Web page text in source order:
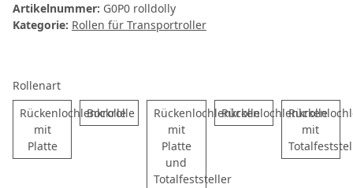
Artikelnummer: G0P0 rolldolly
Kategorie: Rollen für Transportroller
Rollenart
Rückenlochlenkrolle
mit
Platte
Bockrolle
Rückenlochlenkrolle
mit
Platte
und
Totalfeststeller
Rückenlochlenkrolle
mit